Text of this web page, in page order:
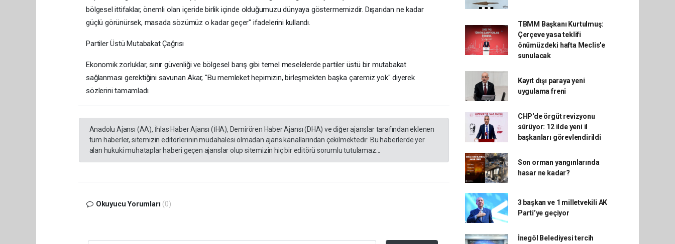
bölgesel ittifaklar, önemli olan içeride birlik içinde olduğumuzu dünyaya göstermemizdir. Dışarıdan ne kadar
güçlü görünürsek, masada sözümüz o kadar geçer" ifadelerini kullandı.
Partiler Üstü Mutabakat Çağrısı
Ekonomik zorluklar, sınır güvenliği ve bölgesel barış gibi temel meselelerde partiler üstü bir mutabakat
sağlanması gerektiğini savunan Akar, "Bu memleket hepimizin, birleşmekten başka çaremiz yok" diyerek
sözlerini tamamladı.
Anadolu Ajansı (AA), İhlas Haber Ajansı (İHA), Demirören Haber Ajansı (DHA) ve diğer ajanslar tarafından eklenen
tüm haberler, sitemizin editörlerinin müdahalesi olmadan ajans kanallarından çekilmektedir. Bu haberlerde yer
alan hukuki muhataplar haberi geçen ajanslar olup sitemizin hiç bir editörü sorumlu tutulamaz...
Okuyucu Yorumları (0)
TBMM Başkanı Kurtulmuş:
Çerçeve yasa teklifi
önümüzdeki hafta Meclis'e
sunulacak
Kayıt dışı paraya yeni
uygulama freni
CHP'de örgüt revizyonu
sürüyor: 12 ilde yeni il
başkanları görevlendirildi
Son orman yangınlarında
hasar ne kadar?
3 başkan ve 1 milletvekili AK
Parti’ye geçiyor
İnegöl Belediyesi tercih